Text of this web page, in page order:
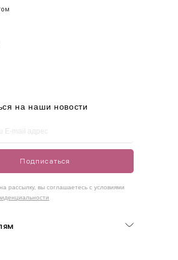
обмерить
выступающим точкам.
на наши новости
Подписаться
рассылку, вы соглашаетесь с условиями